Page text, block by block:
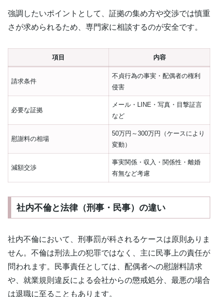
強調したいポイントとして、証拠の集め方や交渉では慎重
さが求められるため、専門家に相談するのが安全です。
項目 内容
請求条件
不貞行為の事実・配偶者の権利
侵害
必要な証拠
メール・LINE・写真・目撃証言
など
慰謝料の相場
50万円～300万円（ケースにより
変動）
減額交渉
事実関係・収入・関係性・離婚
有無など考慮
社内不倫と法律（刑事・民事）の違い
社内不倫において、刑事罰が科されるケースは原則ありま
せん。不倫は刑法上の犯罪ではなく、主に民事上の責任が
問われます。民事責任としては、配偶者への慰謝料請求
や、就業規則違反による会社からの懲戒処分、最悪の場合
は退職に至ることもあります。